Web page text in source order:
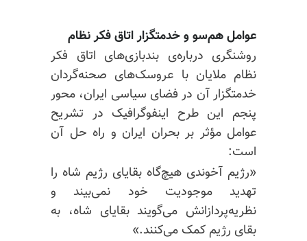
عوامل هم‌سو و خدمتگزار اتاق فکر نظام
روشنگری درباره‌ی بندبازی‌های اتاق فکر
نظام ملایان با عروسک‌های صحنه‌گردان
خدمتگزار آن در فضای سیاسی ایران، محور
پنجم این طرح اینفوگرافیک در تشریح
عوامل مؤثر بر بحران ایران و راه حل آن
است:
«رژیم آخوندی هیچ‌گاه بقایای رژیم شاه را
تهدید موجودیت خود نمی‌بیند و
نظریه‌پردازانش می‌گویند بقایای شاه، به
بقای رژیم کمک می‌کنند.»